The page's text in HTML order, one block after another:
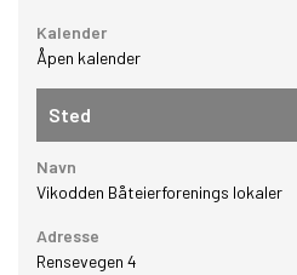
Kalender
Åpen kalender
Sted
Navn
Vikodden Båteierforenings lokaler
Adresse
Rensevegen 4